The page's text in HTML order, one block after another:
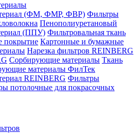
(ФМ, ФМР, ФВР) Фильтры
Пенополиуретановый
(ППУ) Фильтровальная ткань
покрытие Картонные и бумажные
Нарезка фильтров REINBERG
Сорбирующие материалы Ткань
материалы ФилТек
REINBERG Фильтры
потолочные для покрасочных